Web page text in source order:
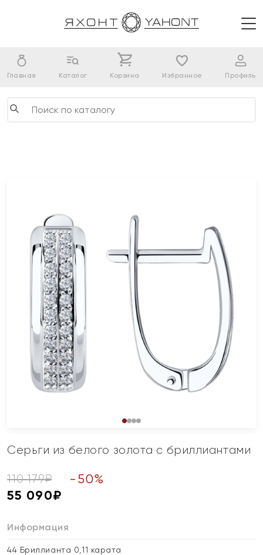
Главная Каталог Корзина Избранное Профиль
Серьги из белого золота с бриллиантами
110 179₽ - 50%
55 090₽
Информация
44 Бриллианта 0,11 карата